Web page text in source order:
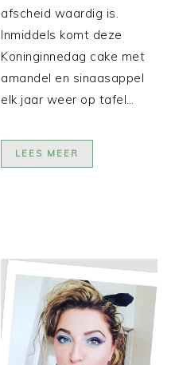
afscheid waardig is.
Inmiddels komt deze
Koninginnedag cake met
amandel en sinaasappel
elk jaar weer op tafel…
LEES MEER